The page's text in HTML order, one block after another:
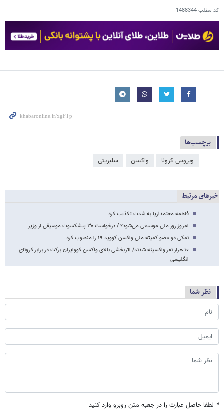
کد مطلب1488344
برچسب‌ها
ویروس کرونا واکسن سلبریتی
خبرهای مرتبط
فاطمه معتمدآریا به شدت تکذیب کرد
امروز روز ملی موسیقی می‌شود؟ / درخواست ۳۰ پیشکسوت موسیقی از وزیر
نمکی دو عضو کمیته ملی واکسن کووید ۱۹ را منصوب کرد
۱۰ هزار نفر واکسینه شدند/ اثربخشی بالای واکسن کووایران برکت در برابر کرونای
انگلیسی
نظر شما
* لطفا حاصل عبارت را در جعبه متن روبرو وارد کنید